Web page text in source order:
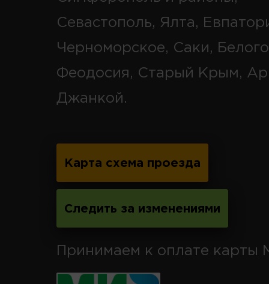
Севастополь, Ялта,
Черноморское, Саки,
Феодосия, Старый Крым,
Джанкой.
Карта схема проезда
Следить за изменениями
Принимаем к оплате карты